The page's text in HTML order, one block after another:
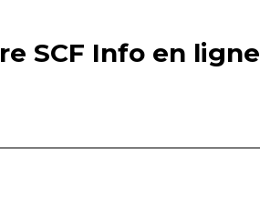
SCF Info en ligne